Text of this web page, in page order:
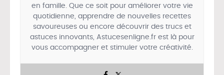
en famille. Que ce soit pour améliorer votre vie
quotidienne, apprendre de nouvelles recettes
savoureuses ou encore découvrir des trucs et
astuces innovants, Astucesenligne.fr est là pour
vous accompagner et stimuler votre créativité.